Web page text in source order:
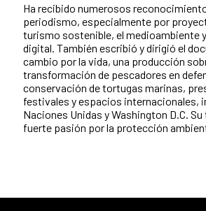
Ha recibido numerosos
periodismo, especialmente por
turismo sostenible, el medioambiente
digital. También escribió y dirigió el
cambio por la vida, una producción
transformación de pescadores en
conservación de tortugas marinas,
festivales y espacios internacionales,
Naciones Unidas y Washington D.C.
fuerte pasión por la protección